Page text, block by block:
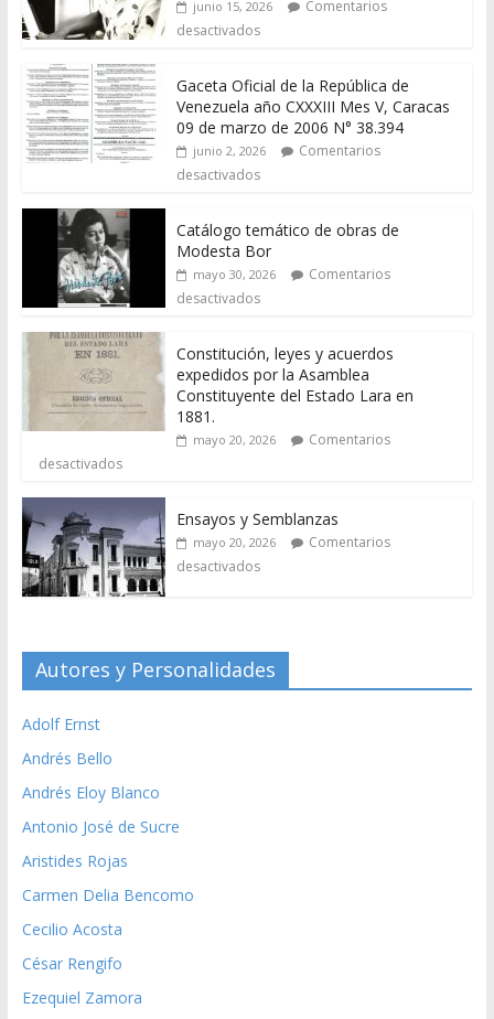
junio 15, 2026
Comentarios
desactivados
Gaceta Oficial de la República de
Venezuela año CXXXIII Mes V, Caracas
09 de marzo de 2006 N° 38.394
junio 2, 2026
Comentarios
desactivados
Catálogo temático de obras de
Modesta Bor
mayo 30, 2026
Comentarios
desactivados
Constitución, leyes y acuerdos
expedidos por la Asamblea
Constituyente del Estado Lara en
1881.
mayo 20, 2026
Comentarios
desactivados
Ensayos y Semblanzas
mayo 20, 2026
Comentarios
desactivados
Autores y Personalidades
Adolf Ernst
Andrés Bello
Andrés Eloy Blanco
Antonio José de Sucre
Aristides Rojas
Carmen Delia Bencomo
Cecilio Acosta
César Rengifo
Ezequiel Zamora